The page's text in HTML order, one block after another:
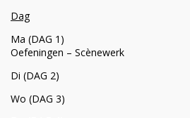
Dag
Ma (DAG 1)
Oefeningen – Scènewerk
Di (DAG 2)
Wo (DAG 3)